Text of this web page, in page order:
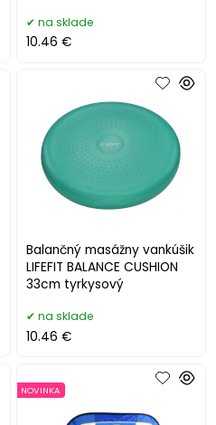
na sklade
10.46 €
Balančný masážny vankúšik
LIFEFIT BALANCE CUSHION
33cm tyrkysový
na sklade
10.46 €
NOVINKA